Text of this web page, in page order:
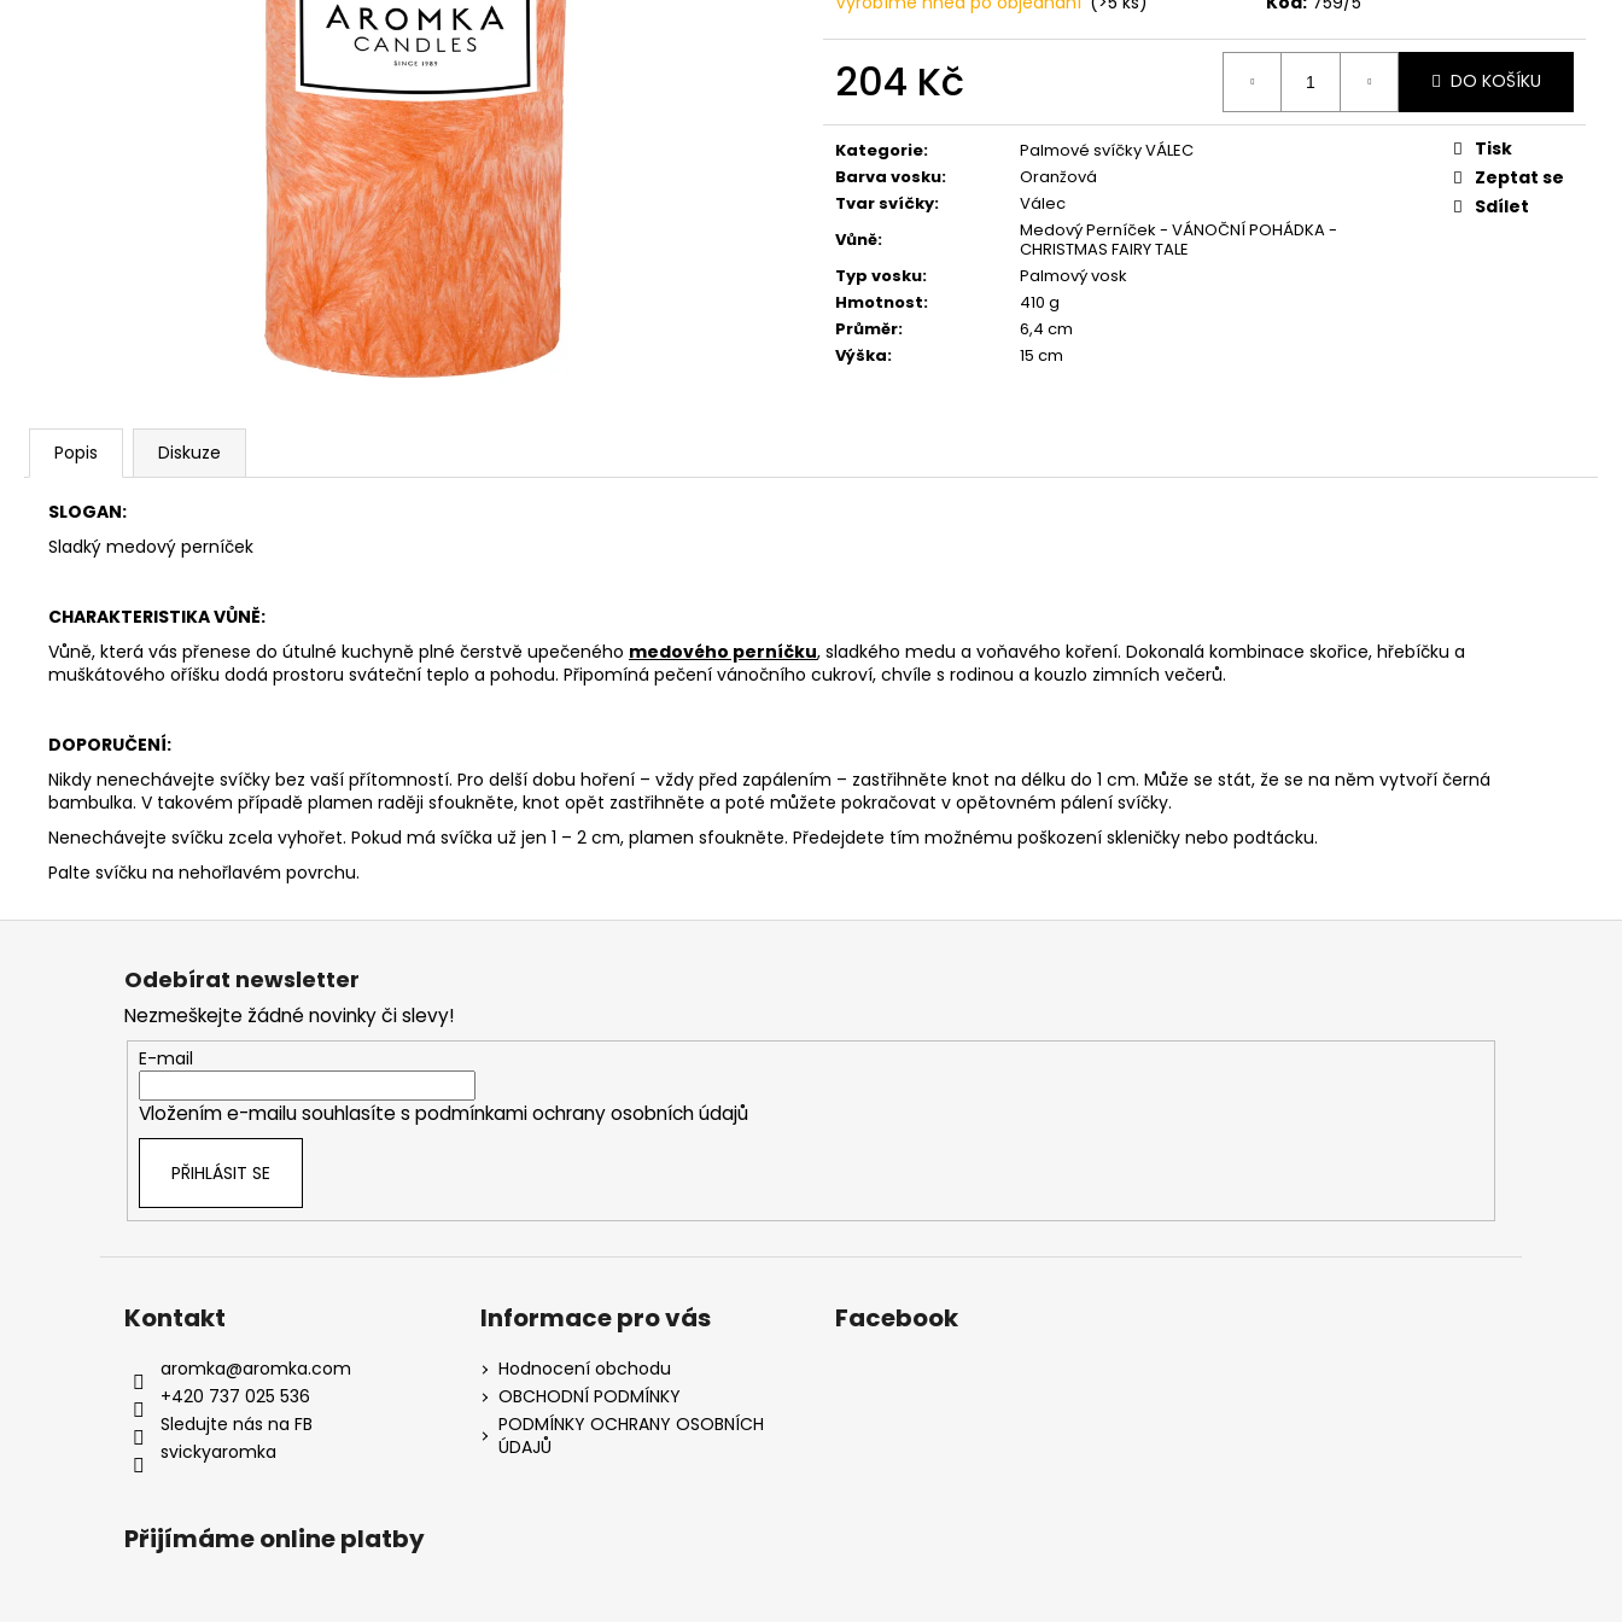
204 Kč
cena:
DO KOŠÍKU
Kategorie:
Palmové svíčky VÁLEC
Barva vosku:
Oranžová
Tvar svíčky:
Válec
Vůně:
Medový Perníček - VÁNOČNÍ POHÁDKA -
CHRISTMAS FAIRY TALE
Typ vosku:
Palmový vosk
Hmotnost:
410 g
Průměr:
6,4 cm
Výška: 15 cm
Tisk
Zeptat se
Sdílet
Popis Diskuze
SLOGAN:
Sladký medový perníček
CHARAKTERISTIKA VŮNĚ:
Vůně, která vás přenese do útulné kuchyně plné čerstvě upečeného medového perníčku, sladkého medu a voňavého koření. Dokonalá kombinace skořice, hřebíčku a
muškátového oříšku dodá prostoru sváteční teplo a pohodu. Připomíná pečení vánočního cukroví, chvíle s rodinou a kouzlo zimních večerů.
DOPORUČENÍ:
Nikdy nenechávejte svíčky bez vaší přítomností. Pro delší dobu hoření – vždy před zapálením – zastřihněte knot na délku do 1 cm. Může se stát, že se na něm vytvoří černá
bambulka. V takovém případě plamen raději sfoukněte, knot opět zastřihněte a poté můžete pokračovat v opětovném pálení svíčky.
Nenechávejte svíčku zcela vyhořet. Pokud má svíčka už jen 1 – 2 cm, plamen sfoukněte. Předejdete tím možnému poškození skleničky nebo podtácku.
Palte svíčku na nehořlavém povrchu.
PŘÍRODNÍ VONNÁ SVÍČKA SÓJOVÁ -
AROMKA - SET 10 KS ČAJOVÝCH
SVÍČEK V PLECHU - BEZ VŮNĚ
PŘÍRODNÍ VONNÁ SVÍČKA SÓJOVÁ -
AROMKA - SET 10 KS ČAJOVÝCH
SVÍČEK V PLECHU - HEBKÁ LINIE-DEEP
LINE
180 Kč
PŘÍRODNÍ VONNÁ SVÍČKA PALMOVÁ -
VANILKA
99 Kč
Z
Odebírat newsletter
Nezmeškejte žádné novinky či slevy!
E-mail
Vložením e-mailu souhlasíte s podmínkami ochrany osobních údajů
PŘIHLÁSIT SE
Kontakt
aromka@aromka.com
+420 737 025 536
Sledujte nás na FB
svickyaromka
Informace pro vás
Hodnocení obchodu
OBCHODNÍ PODMÍNKY
PODMÍNKY OCHRANY OSOBNÍCH
ÚDAJŮ
Facebook
Přijímáme online platby